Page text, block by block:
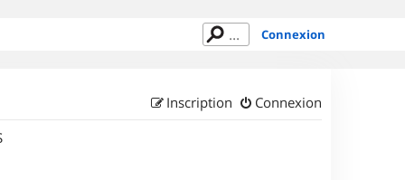
Connexion
Connexion
Inscription